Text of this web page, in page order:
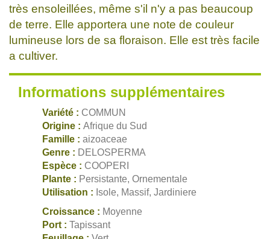
très ensoleillées, même s'il n'y a pas beaucoup
de terre. Elle apportera une note de couleur
lumineuse lors de sa floraison. Elle est très facile
a cultiver.
Informations supplémentaires
Variété : COMMUN
Origine : Afrique du Sud
Famille : aizoaceae
Genre : DELOSPERMA
Espèce : COOPERI
Plante : Persistante, Ornementale
Utilisation : Isole, Massif, Jardiniere
Croissance : Moyenne
Port : Tapissant